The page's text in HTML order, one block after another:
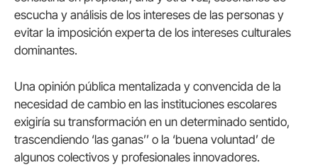
escucha y análisis de los intereses de las personas y
evitar la imposición experta de los intereses culturales
dominantes.
Una opinión pública mentalizada y convencida de la
necesidad de cambio en las instituciones escolares
exigiría su transformación en un determinado sentido,
trascendiendo ‘las ganas’’ o la ‘buena voluntad’ de
algunos colectivos y profesionales innovadores.